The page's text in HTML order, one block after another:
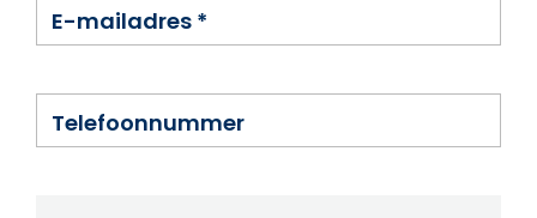
E-mailadres *
Telefoonnummer